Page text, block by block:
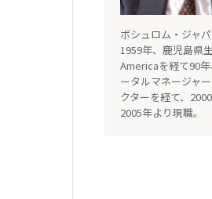
ボシュロム・ジャ
1959年、鹿児島県
Americaを経て90
ータルマネージャ
クターを経て、
2005年より現職。